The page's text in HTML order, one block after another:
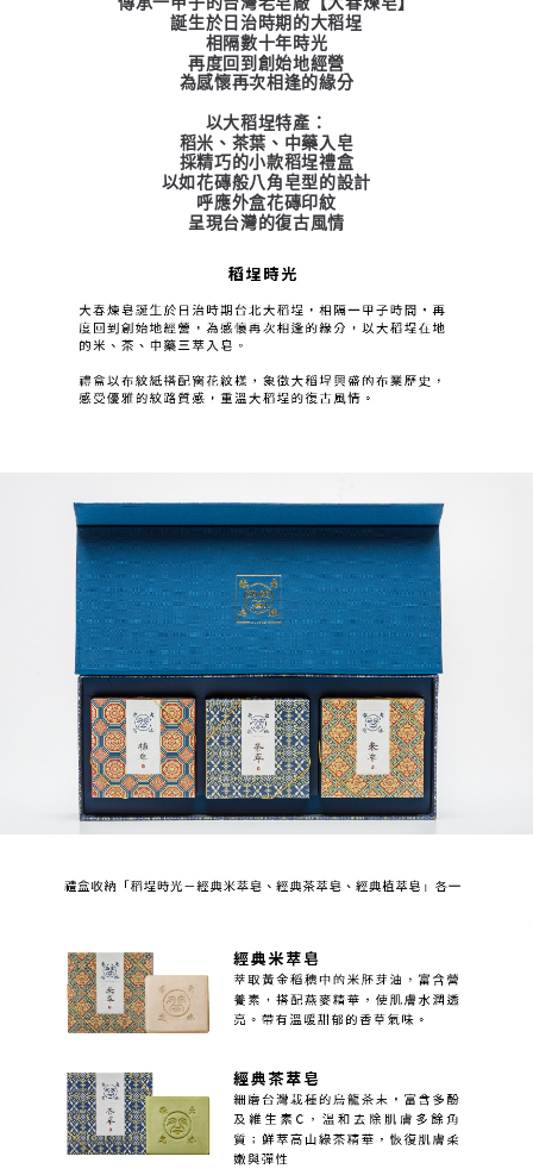
誕生於日治時期的大稻埕
相隔數十年時光
再度回到創始地經營
為感懷再次相逢的緣分
以大稻埕特產：
稻米、茶葉、中藥入皂
採精巧的小款稻埕禮盒
以如花磚般八角皂型的設計
呼應外盒花磚印紋
呈現台灣的復古風情